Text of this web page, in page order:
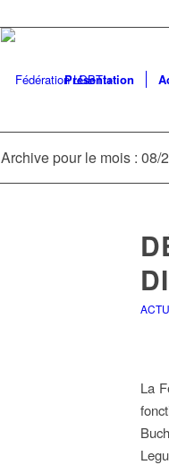
Présentation
Archive pour le mois : 08/
La